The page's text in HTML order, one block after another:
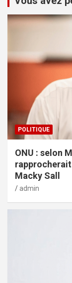
POLITIQUE
ONU : selon
Macky Sall
admin